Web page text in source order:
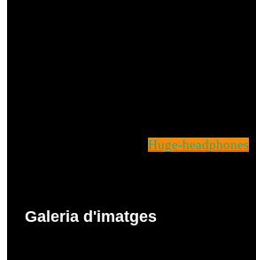
Huge-headphones
Galeria d'imatges